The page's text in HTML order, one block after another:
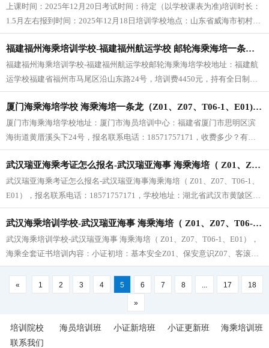
上课时间：2025年12月20日考试时间：待定（以学校课表为准)培训时长：
1.5月左右报到时间：2025年12月18日培训学校地点：山东省威海市初村镇
威海职业学院船员培训综合服务中心（大学城小吃街西侧第一间办公室）
福建福州海乘培训学校-福建福州航运学校 邮轮海乘海培一条龙 2025年12月5日
福建福州海乘培训学校-福建福州航运学校邮轮海乘海培学校地址：福建航
运学校福建省福州市马尾区沿山东路24号，培训费4450元，持有全日制统
招大专及以上学历者，可以免考国际航行英语E01，费用是3150元。
厦门海乘海培学校 海乘海培一条龙（Z01、Z07、T06-1、E01) 2025年12月5日 开班
厦门市海乘海培学校地址：厦门市海员培训中心：福建省厦门市思明区滨
海街道黄厝溪头下24号，报名联系电话：18571757171，收费多少？有全
日制大专及以上学历是3500，没有学历是4500
武汉瑞亚海乘考证怎么报名-武汉瑞亚海事 海乘海培（ Z01、Z07、T06-1、E01） 2025年12月4日 开班
武汉瑞亚海乘考证怎么报名-武汉瑞亚海事海乘海培（ Z01、Z07、T06-1、
E01），报名联系电话：18571757171，学校地址：湖北省武汉市黄陂区临
空北路鸿鹄工业园（武汉瑞亚海事）
武汉海乘培训学校-武汉瑞亚海事 海乘海培（ Z01、Z07、T06-1、E01） 2025年11月20日 开班
武汉海乘培训学校-武汉瑞亚海事 海乘海培（ Z01、Z07、T06-1、E01），
海乘全套证书培训内容：小证初培：基本安全Z01、保安意识Z07、客滚证
T06-1、国际航线英语E01，报名电话：18571757171
« 1 2 3 4 5 6 7 8 ... 17 18
»
培训院校 海员培训班 小证新培班 小证更新班
海乘培训班
联系我们